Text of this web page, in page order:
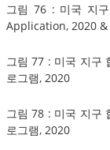
그림 76 : 미국 지
Application, 2020 &
그림 77 : 미국 지구
로그램, 2020
그림 78 : 미국 지구
로그램, 2020